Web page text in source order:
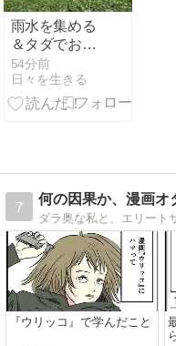
雨水を集める
＆タダでお湯
を作る大作戦
54分前
日々を生きる
7
何の因果か、漫画オ
『ウリッコ』で学んだこと